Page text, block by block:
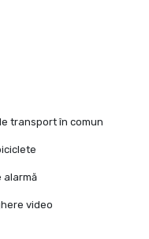
transport în comun
alarmă
video